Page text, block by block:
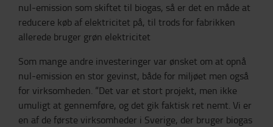
nul-emission som skiftet til biogas, så er det en måde at
reducere køb af elektricitet på, til trods for fabrikken
allerede bruger grøn elektricitet
Som mange andre investeringer var ønsket om at opnå
nul-emission en stor gevinst, både for miljøet men også
for virksomheden. “Det var et stort projekt, men ikke
umuligt at gennemføre, og det gik faktisk ret nemt. Vi er
en af de første virksomheder i Sverige, der bruger biogas